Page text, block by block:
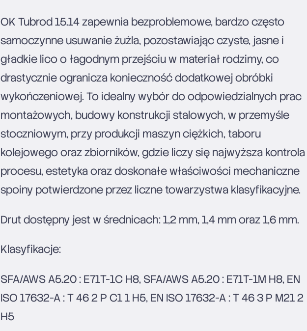
OK Tubrod 15.14 zapewnia bezproblemowe, bardzo często
samoczynne usuwanie żużla, pozostawiając czyste, jasne i
gładkie lico o łagodnym przejściu w materiał rodzimy, co
drastycznie ogranicza konieczność dodatkowej obróbki
wykończeniowej. To idealny wybór do odpowiedzialnych prac
montażowych, budowy konstrukcji stalowych, w przemyśle
stoczniowym, przy produkcji maszyn ciężkich, taboru
kolejowego oraz zbiorników, gdzie liczy się najwyższa kontrola
procesu, estetyka oraz doskonałe właściwości mechaniczne
spoiny potwierdzone przez liczne towarzystwa klasyfikacyjne.
Drut dostępny jest w średnicach: 1,2 mm, 1,4 mm oraz 1,6 mm.
Klasyfikacje:
SFA/AWS A5.20 : E71T-1C H8, SFA/AWS A5.20 : E71T-1M H8, EN
ISO 17632-A : T 46 2 P C1 1 H5, EN ISO 17632-A : T 46 3 P M21 2
H5